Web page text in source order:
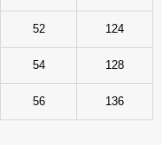
52 124
54 128
56 136